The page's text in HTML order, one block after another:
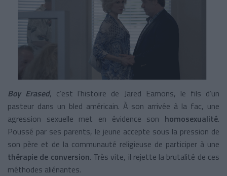
Boy Erased, c’est l’histoire de Jared Eamons, le fils d’un
pasteur dans un bled américain. À son arrivée à la fac, une
agression sexuelle met en évidence son homosexualité.
Poussé par ses parents, le jeune accepte sous la pression de
son père et de la communauté religieuse de participer à une
thérapie de conversion. Très vite, il rejette la brutalité de ces
méthodes aliénantes.